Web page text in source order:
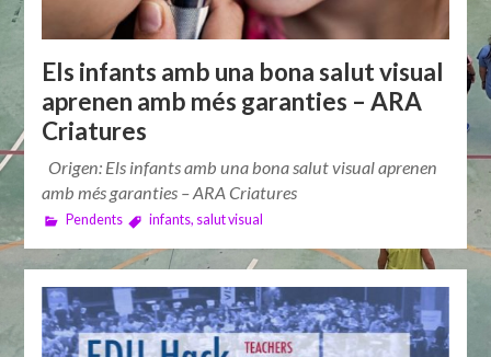
Els infants amb una bona salut visual
aprenen amb més garanties – ARA
Criatures
Origen: Els infants amb una bona salut visual aprenen
amb més garanties – ARA Criatures
Pendents infants, salut visual